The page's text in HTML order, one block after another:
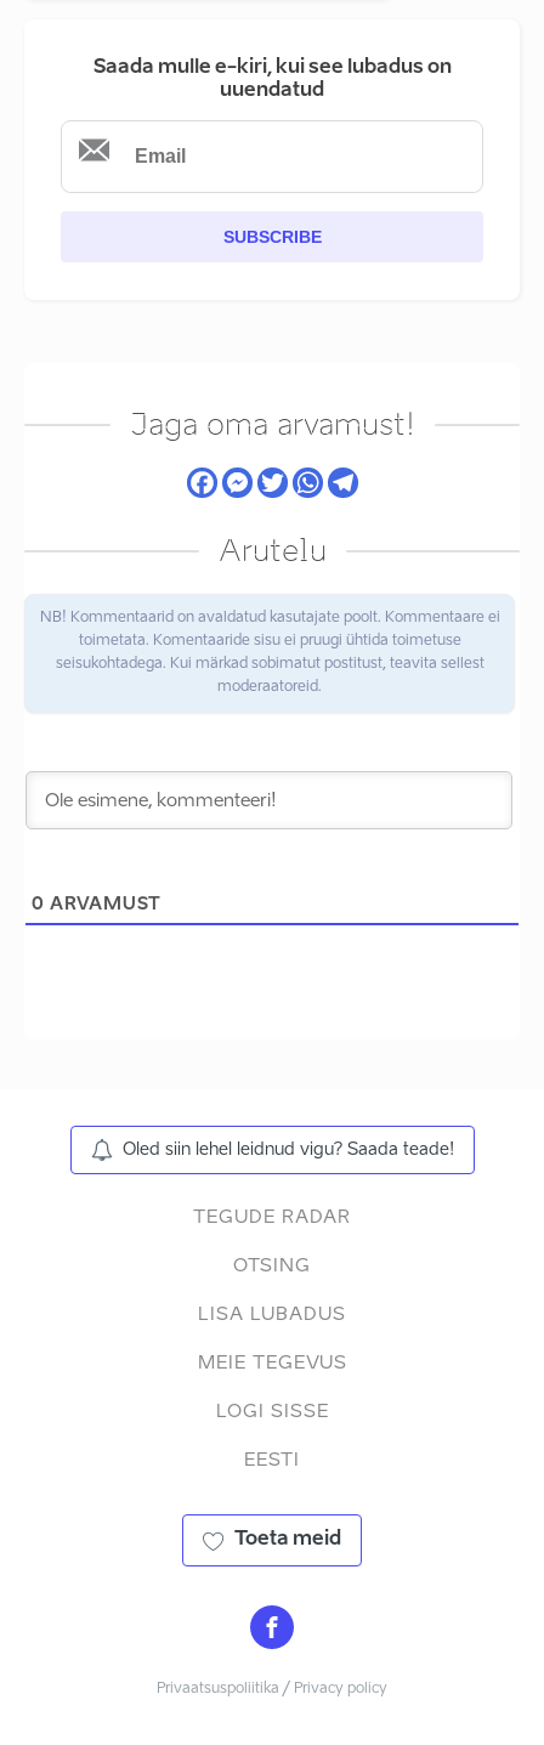
Saada mulle e-kiri, kui see lubadus on
uuendatud
SUBSCRIBE
Jaga oma arvamust!
Arutelu
NB! Kommentaarid on avaldatud kasutajate poolt. Kommentaare ei
toimetata. Komentaaride sisu ei pruugi ühtida toimetuse
seisukohtadega. Kui märkad sobimatut postitust, teavita sellest
moderaatoreid.
0 ARVAMUST
Oled siin lehel leidnud vigu? Saada teade!
TEGUDE RADAR
OTSING
LISA LUBADUS
MEIE TEGEVUS
LOGI SISSE
EESTI
Toeta meid
Privaatsuspoliitika / Privacy policy